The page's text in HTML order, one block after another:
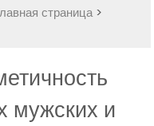
страница>
мужских и